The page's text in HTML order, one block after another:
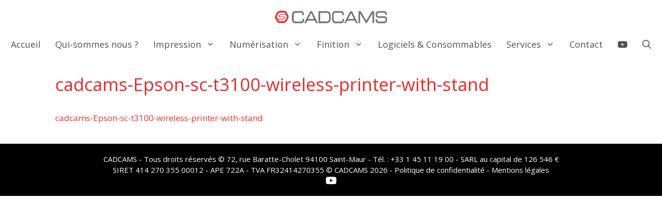
Accueil Qui-sommes nous ? Impression Numérisation Finition Logiciels & Consommables Services Contact
cadcams-Epson-sc-t3100-wireless-printer-with-stand
cadcams-Epson-sc-t3100-wireless-printer-with-stand
CADCAMS - Tous droits réservés © 72, rue Baratte-Cholet 94100 Saint-Maur - Tél. : +33 1 45 11 19 00 - SARL au capital de 126 546 €
SIRET 414 270 355 00012 - APE 722A - TVA FR32414270355 © CADCAMS 2026 - Politique de confidentialité - Mentions légales